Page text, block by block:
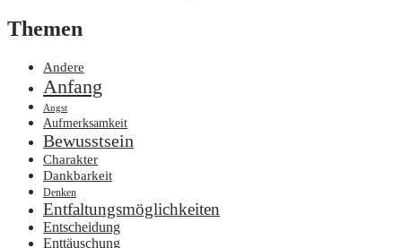
Themen
Andere
Anfang
Angst
Aufmerksamkeit
Bewusstsein
Charakter
Dankbarkeit
Denken
Entfaltungsmöglichkeiten
Entscheidung
Enttäuschung